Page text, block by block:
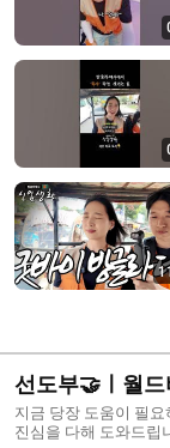
선도부🤝ㅣ월드
지금 당장 도움이 필
진심을 다해 도와드립